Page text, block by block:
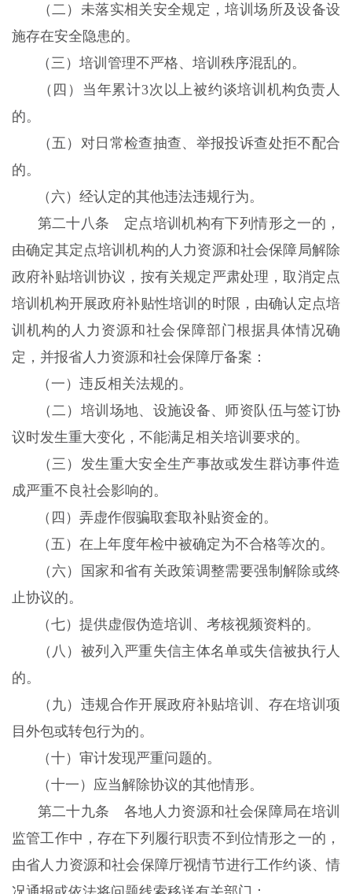
（二）未落实相关安全规定，培训场所及设备设
施存在安全隐患的。
（三）培训管理不严格、培训秩序混乱的。
（四）当年累计3次以上被约谈培训机构负责人
的。
（五）对日常检查抽查、举报投诉查处拒不配合
的。
（六）经认定的其他违法违规行为。
第二十八条 定点培训机构有下列情形之一的，
由确定其定点培训机构的人力资源和社会保障局解除
政府补贴培训协议，按有关规定严肃处理，取消定点
培训机构开展政府补贴性培训的时限，由确认定点培
训机构的人力资源和社会保障部门根据具体情况确
定，并报省人力资源和社会保障厅备案：
（一）违反相关法规的。
（二）培训场地、设施设备、师资队伍与签订协
议时发生重大变化，不能满足相关培训要求的。
（三）发生重大安全生产事故或发生群访事件造
成严重不良社会影响的。
（四）弄虚作假骗取套取补贴资金的。
（五）在上年度年检中被确定为不合格等次的。
（六）国家和省有关政策调整需要强制解除或终
止协议的。
（七）提供虚假伪造培训、考核视频资料的。
（八）被列入严重失信主体名单或失信被执行人
的。
（九）违规合作开展政府补贴培训、存在培训项
目外包或转包行为的。
（十）审计发现严重问题的。
（十一）应当解除协议的其他情形。
第二十九条 各地人力资源和社会保障局在培训
监管工作中，存在下列履行职责不到位情形之一的，
由省人力资源和社会保障厅视情节进行工作约谈、情